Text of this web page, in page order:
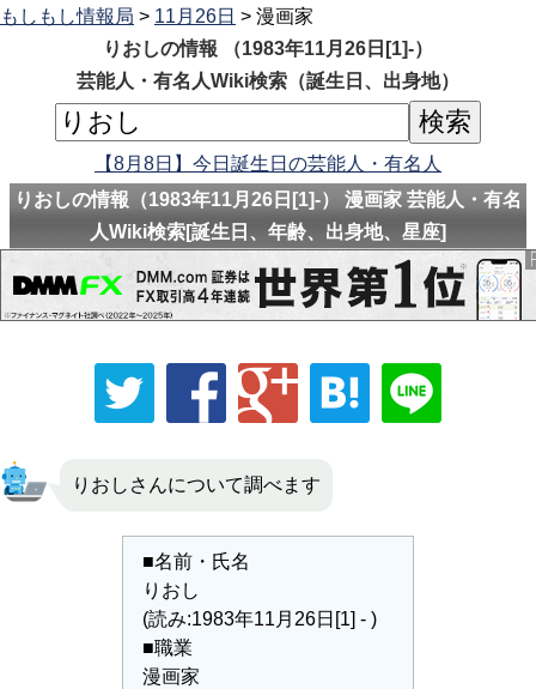
もしもし情報局 > 11月26日 > 漫画家
りおしの情報 （1983年11月26日[1]-）
芸能人・有名人Wiki検索（誕生日、出身地）
【8月8日】今日誕生日の芸能人・有名人
りおしの情報（1983年11月26日[1]-） 漫画家 芸能人・有名
人Wiki検索[誕生日、年齢、出身地、星座]
りおしさんについて調べます
■名前・氏名
りおし
(読み:1983年11月26日[1] - )
■職業
漫画家